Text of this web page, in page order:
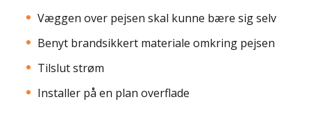
Væggen over pejsen skal kunne bære sig selv
Benyt brandsikkert materiale omkring pejsen
Tilslut strøm
Installer på en plan overflade